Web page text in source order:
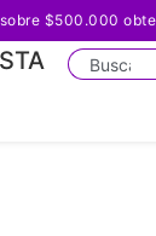
$500.000